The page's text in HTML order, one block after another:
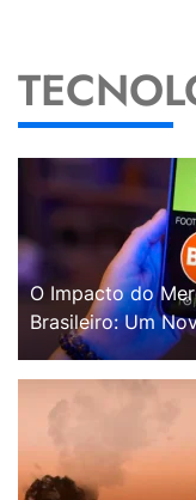
O Impacto do
Brasileiro: Um